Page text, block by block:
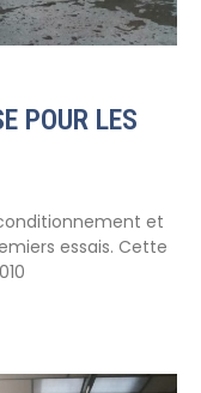
POUR LES
et
essais. Cette